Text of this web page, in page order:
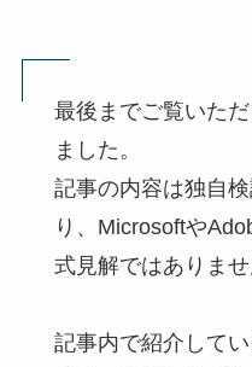
最後までご覧いた
ました。
記事の内容は独自
り、Microsoftや
式見解ではありませ
記事内で紹介して